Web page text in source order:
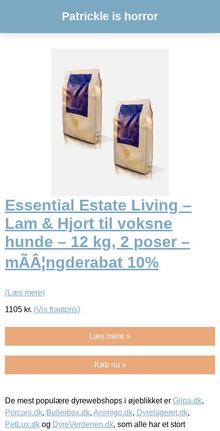
Patrickle is horror
Essential Estate Living –
Lam & Hjort til voksne
hunde – 12 kg, 2 poser –
mÃÂ¦ngderabat 10%
(Læs mere)
1105 kr. (Vis fragtpris)
Læs mere »
Køb nu »
De mest populære dyrewebshops i øjeblikket er Gilpa.dk,
Porcani.dk, Bullerbox.dk, Animigo.dk, Dyrelageret.dk,
PetLux.dk og DyreVerdenen.dk, som alle har et stort